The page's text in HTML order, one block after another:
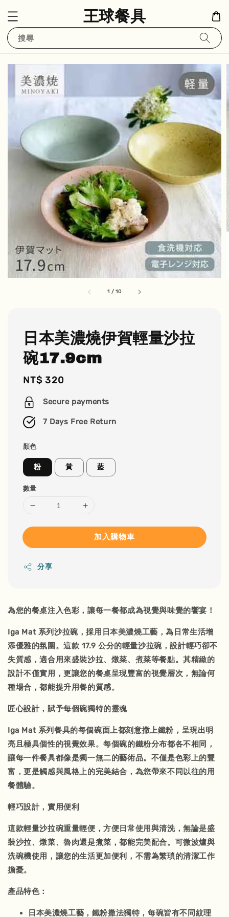
王球餐具
搜尋
1 /10
日本美濃燒伊賀輕量沙拉
碗17.9cm
Regular
price
NT$ 320
Secure payments
7 Days Free Return
顏色
粉 黃 藍
數量
加入購物車
分享
為您的餐桌注入色彩，讓每一餐都成為視覺與味覺的饗宴！
Iga Mat 系列沙拉碗，採用日本美濃燒工藝，為日常生活增
添優雅的氛圍。這款 17.9 公分的輕量沙拉碗，設計輕巧卻不
失質感，適合用來盛裝沙拉、燉菜、煮菜等餐點。其精緻的
設計不僅實用，更讓您的餐桌呈現豐富的視覺層次，無論何
種場合，都能提升用餐的質感。
匠心設計，賦予每個碗獨特的靈魂
Iga Mat 系列餐具的每個碗面上都刻意撒上鐵粉，呈現出明
亮且極具個性的視覺效果。每個碗的鐵粉分布都各不相同，
讓每一件餐具都像是獨一無二的藝術品。不僅是色彩上的豐
富，更是觸感與風格上的完美結合，為您帶來不同以往的用
餐體驗。
輕巧設計，實用便利
這款輕量沙拉碗重量輕便，方便日常使用與清洗，無論是盛
裝沙拉、燉菜、魯肉還是煮菜，都能完美配合。可微波爐與
洗碗機使用，讓您的生活更加便利，不需為繁瑣的清潔工作
擔憂。
產品特色：
日本美濃燒工藝，鐵粉撒法獨特，每碗皆有不同紋理